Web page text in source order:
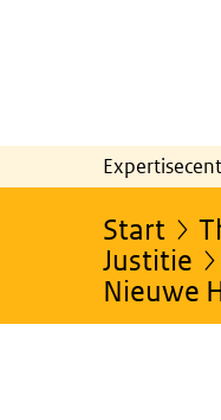
Start
Justitie
Nieuwe